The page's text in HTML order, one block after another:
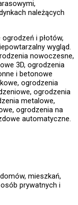
należących
i płotów,
wygląd.
nowoczesne,
3D, ogrodzenia
i betonowe
ogrodzenia
ogrodzenia
metalowe,
ogrodzenia na
automatyczne.
mieszkań,
prywatnych i